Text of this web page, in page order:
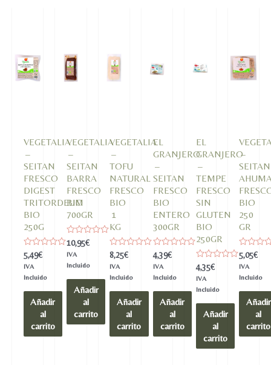
VEGETALIA
–
SEITAN
FRESCO
DIGEST
TRITORDEUM
BIO
250G
Valorado
en
0
de
5,49€
IVA
Incluido
Añadir
al
carrito
VEGETALIA
–
SEITAN
BARRA
FRESCO
BIO
700GR
Valorado
0
de
10,95€
IVA
Incluido
Añadir
al
carrito
VEGETALIA
–
TOFU
NATURAL
FRESCO
BIO
1
KG
Valorado
en
0
de
8,25€
IVA
Incluido
Añadir
al
carrito
EL
GRANJERO
–
SEITAN
FRESCO
BIO
ENTERO
300GR
Valorado
en
0
de
4,39€
IVA
Incluido
Añadir
al
carrito
EL
GRANJERO
–
TEMPE
FRESCO
SIN
GLUTEN
BIO
250GR
Valorado
en
0
de
4,35€
IVA
Incluido
Añadir
al
carrito
–
SEITAN
BIO
250
GR
Valorado
en
0
de
5,05€
IVA
Incluido
Añadir
al
carrito